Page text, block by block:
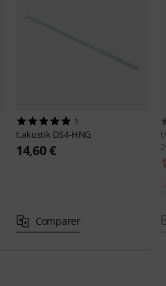
1
t.akustik DS4-HNG
14,60 €
Comparer